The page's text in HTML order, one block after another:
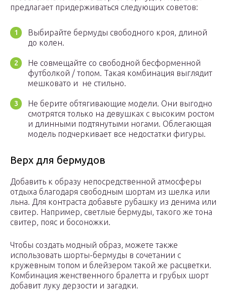
предлагает придерживаться следующих советов:
Выбирайте бермуды свободного кроя, длиной
до колен.
Не совмещайте со свободной бесформенной
футболкой / топом. Такая комбинация выглядит
мешковато и не стильно.
Не берите обтягивающие модели. Они выгодно
смотрятся только на девушках с высоким ростом
и длинными подтянутыми ногами. Облегающая
модель подчеркивает все недостатки фигуры.
Верх для бермудов
Добавить к образу непосредственной атмосферы
отдыха благодаря свободным шортам из шелка или
льна. Для контраста добавьте рубашку из денима или
свитер. Например, светлые бермуды, такого же тона
свитер, пояс и босоножки.
Чтобы создать модный образ, можете также
использовать шорты-бермуды в сочетании с
кружевным топом и блейзером такой же расцветки.
Комбинация женственного бралетта и грубых шорт
добавит луку дерзости и загадки.